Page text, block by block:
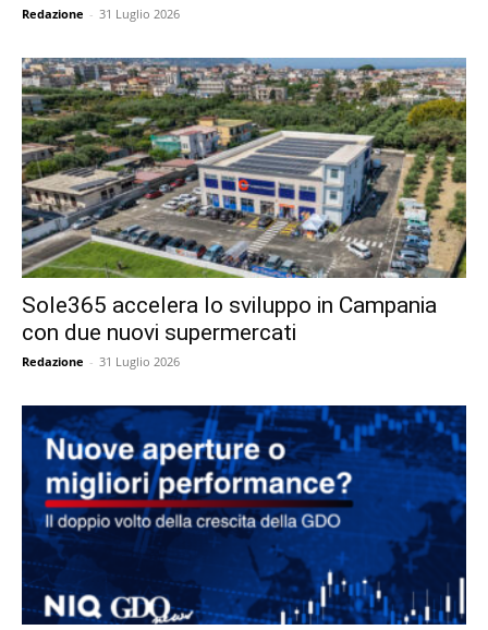
Redazione - 31 Luglio 2026
Sole365 accelera lo sviluppo in Campania
con due nuovi supermercati
Redazione - 31 Luglio 2026